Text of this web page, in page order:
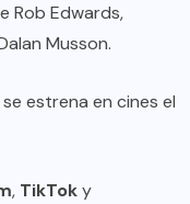
Rob Edwards,
Musson.
se estrena en cines el
, TikToky